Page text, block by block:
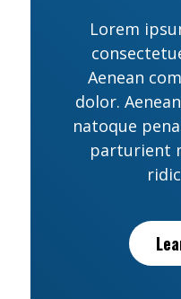
Lorem
Aenean
dolor.
natoque
parturient